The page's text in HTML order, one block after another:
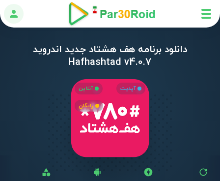
ورود
دانلود برنامه هف هشتاد جدید اندروید
Hafhashtad v4.0.7
آپدیت آنلاین
رایگان